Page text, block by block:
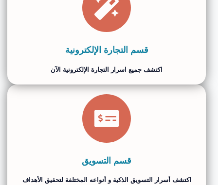
قسم التسويق
اكتشف أسرار التسويق الذكية و أنواعه المختلفة لتحقيق الأهداف
قسم التجارة الإلكترونية
اكتشف جميع اسرار التجارة الإلكترونية الآن